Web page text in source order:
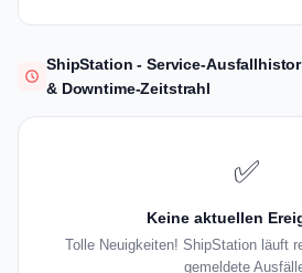
ShipStation - Service-
& Downtime-Zeitstrahl
✅
Keine aktuellen
Tolle Neuigkeiten! ShipStation läuft
gemeldete